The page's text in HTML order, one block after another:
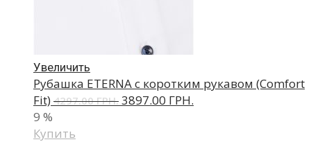
Увеличить
Рубашка ETERNA с коротким рукавом (Comfort
Fit) 4297.00 ГРН. 3897.00 ГРН.
9 %
Купить